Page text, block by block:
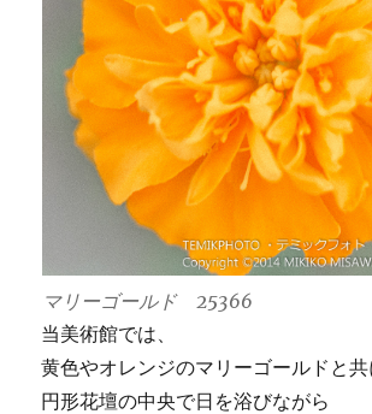
マリーゴールド 25366
当美術館では、
黄色やオレンジのマリーゴールドと共
円形花壇の中央で日を浴びながら